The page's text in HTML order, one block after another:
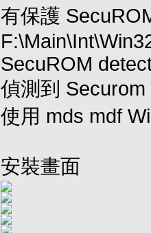
有保護
SecuROM
偵測到
使用 mds mdf
安裝畫面